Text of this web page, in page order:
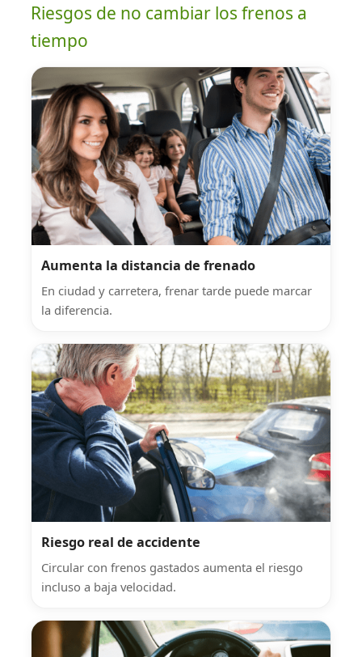
Riesgos de no cambiar los frenos a
tiempo
Aumenta la distancia de frenado
En ciudad y carretera, frenar tarde puede marcar
la diferencia.
Riesgo real de accidente
Circular con frenos gastados aumenta el riesgo
incluso a baja velocidad.